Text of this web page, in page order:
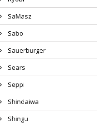
SaMasz
Sabo
Sauerburger
Sears
Seppi
Shindaiwa
Shingu